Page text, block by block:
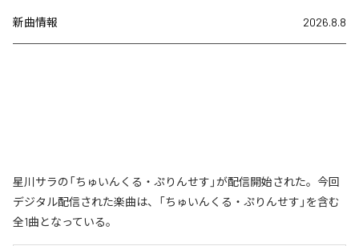
新曲情報 2026.8.8
星川サラの「ちゅいんくる・ぷりんせす」が配信開始された。今回
デジタル配信された楽曲は、「ちゅいんくる・ぷりんせす」を含む
全1曲となっている。